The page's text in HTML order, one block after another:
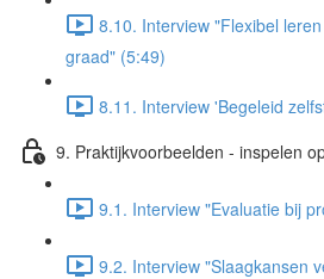
8.10. Interview "Flexibel
graad" (5:49)
8.11. Interview 'Begeleid
9. Praktijkvoorbeelden - inspelen
9.1. Interview "Evaluatie bij
9.2. Interview "Slaagkansen